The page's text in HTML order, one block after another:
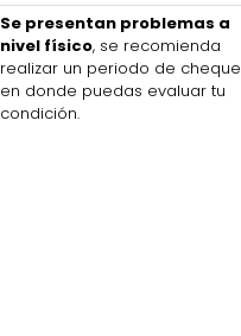
Se presentan problemas a
nivel físico, se recomienda
realizar un periodo de
en donde puedas evaluar tu
condición.